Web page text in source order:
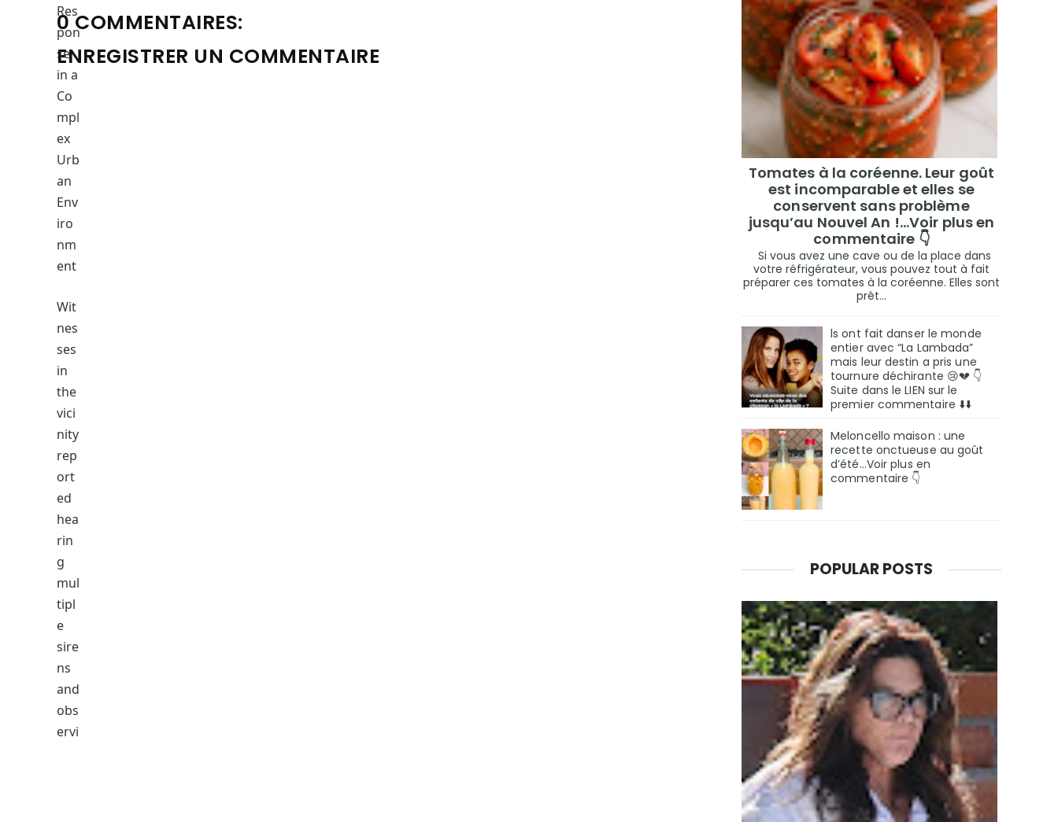
Res
pon
se
in a
Co
mpl
ex
Urb
an
Env
iro
nm
ent
Wit
nes
ses
in
the
vici
nity
rep
ort
ed
hea
rin
g
mul
tipl
e
sire
ns
and
obs
ervi
0 COMMENTAIRES:
ENREGISTRER UN COMMENTAIRE
Tomates à la coréenne. Leur goût
est incomparable et elles se
conservent sans problème
jusqu’au Nouvel An !...Voir plus en
commentaire 👇
Si vous avez une cave ou de la place dans
votre réfrigérateur, vous pouvez tout à fait
préparer ces tomates à la coréenne. Elles sont
prêt...
ls ont fait danser le monde
entier avec “La Lambada”
mais leur destin a pris une
tournure déchirante 😢💔 👇
Suite dans le LIEN sur le
premier commentaire ⬇️⬇️
Meloncello maison : une
recette onctueuse au goût
d’été...Voir plus en
commentaire 👇
POPULAR POSTS